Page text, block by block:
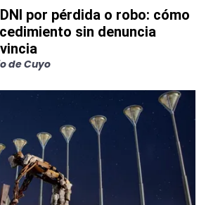
por pérdida o robo: cómo
sin denuncia
de Cuyo